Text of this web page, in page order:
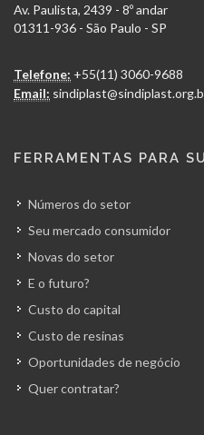
Av. Paulista, 2439 - 8º andar
01311-936 - São Paulo - SP
Telefone: +55(11) 3060-9688
Email:
FERRAMENTAS PARA
Números do setor
Seu mercado consumidor
Novas do setor
E o futuro?
Custo do capital
Custo de resinas
Oportunidades de negócio
Quer contratar?